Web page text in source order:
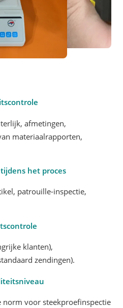
afmetingen,
materiaalrapporten,
het proces
patrouille-inspectie,
klanten),
zendingen).
norm voor steekproefinspectie